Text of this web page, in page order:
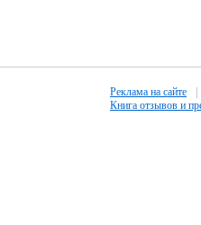
Реклама на сайте
Книга отзывов и